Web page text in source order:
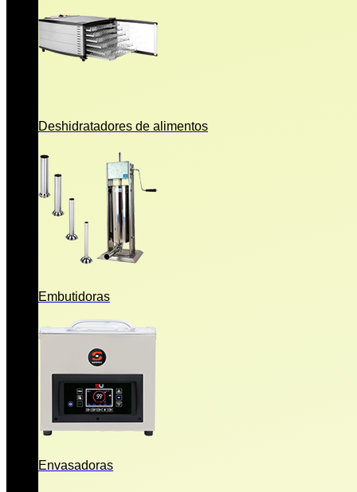
Deshidratadores de alimentos
Embutidoras
Envasadoras